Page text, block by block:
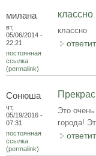
милана
вт,
05/06/2014 -
22:21
постоянная
ссылка
(permalink)
классно
классно
Сонюша
чт,
05/19/2016 -
07:31
постоянная
ссылка
(permalink)
Это
города!